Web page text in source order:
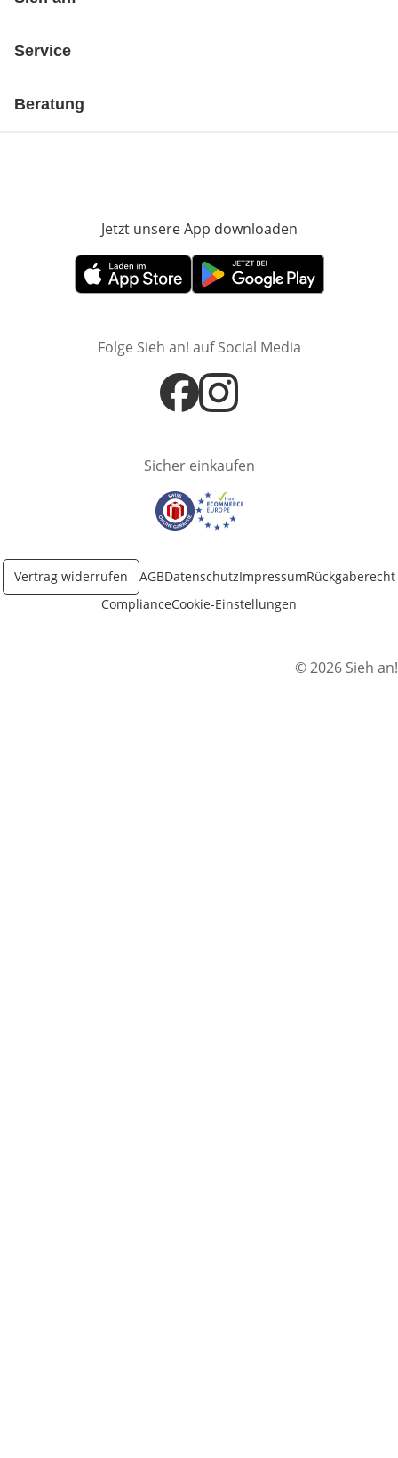
Service
Beratung
Jetzt unsere App downloaden
Öffnet in neuem FensterÖffnet in neuem Fenster
Folge Sieh an! auf Social Media
Öffnet in neuem Fenster
Öffnet in neuem Fenster
Sicher einkaufen
Öffnet in neuem Fenster
Öffnet in neuem Fenster
Vertrag widerrufen AGBDatenschutzImpressumRückgaberecht
ComplianceCookie-Einstellungen
© 2026 Sieh an!